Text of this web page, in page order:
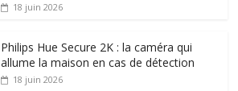
18 juin 2026
Philips Hue Secure 2K : la caméra qui
allume la maison en cas de détection
18 juin 2026